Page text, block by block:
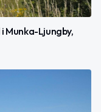
Munka-Ljungby,